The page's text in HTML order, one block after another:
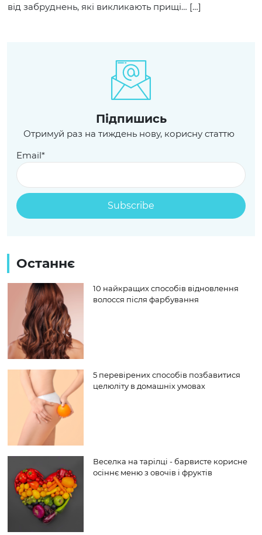
від забруднень, які викликають прищі… […]
Пiдпишись
Отримуй раз на тиждень нову, корисну статтю
Email*
Останнє
10 найкращих способів відновлення
волосся після фарбування
5 перевірених способів позбавитися
целюліту в домашніх умовах
Веселка на тарілці - барвисте корисне
осіннє меню з овочів і фруктів